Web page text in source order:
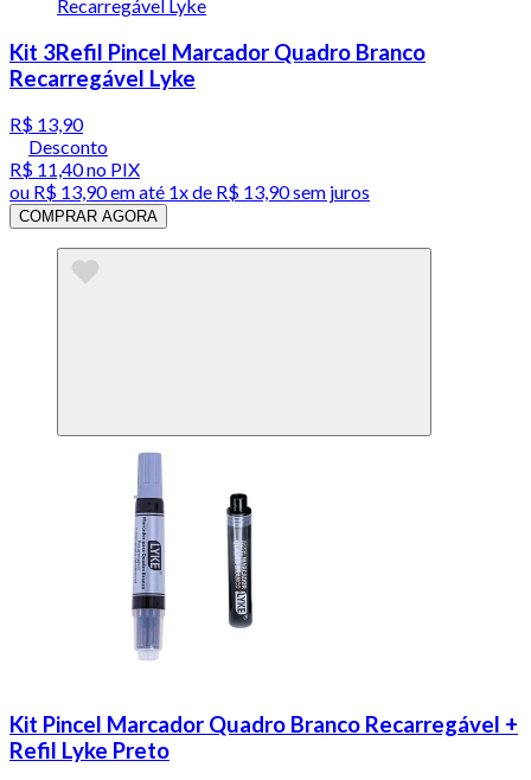
Kit 3Refil Pincel Marcador Quadro Branco
Recarregável Lyke
R$ 13,90
Desconto
R$ 11,40no PIX
ou R$ 13,90em até 1x de R$ 13,90sem juros
COMPRAR AGORA
Kit Pincel Marcador Quadro Branco Recarregável +
Refil Lyke Preto